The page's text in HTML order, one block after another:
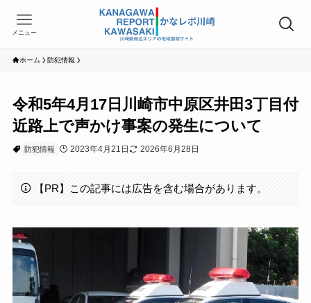
メニュー
ホーム 防犯情報
令和5年4月17日川崎市中原区井田3丁目付
近路上で声かけ事案の発生について
防犯情報 2023年4月21日 2026年6月28日
【PR】この記事には広告を含む場合があります。